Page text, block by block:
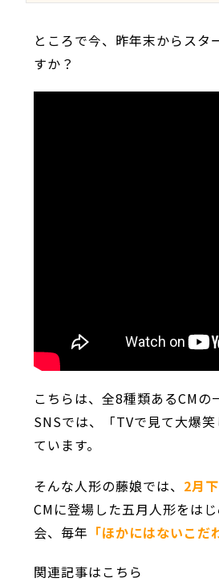
ところで今、昨年末からスタ
すか？
こちらは、全8種類あるCMの
SNSでは、「TVで見て大爆
ています。
そんな人形の藤娘では、 2月
CMに登場した五月人形をは
会、毎年 「ほかにはないこ
関連記事はこちら